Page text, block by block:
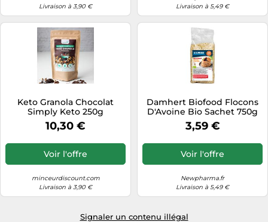
Livraison à 3,90 €
Livraison à 5,49 €
Keto Granola Chocolat
Simply Keto 250g
10,30 €
Voir l'offre
minceurdiscount.com
Livraison à 3,90 €
Damhert Biofood Flocons
D'Avoine Bio Sachet 750g
3,59 €
Voir l'offre
Newpharma.fr
Livraison à 5,49 €
Signaler un contenu illégal